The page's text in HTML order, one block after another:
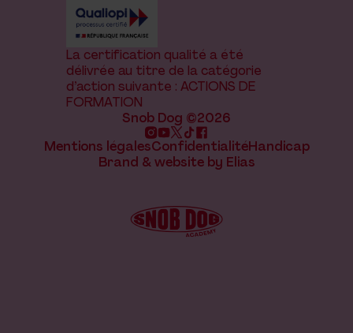
La certification qualité a été
délivrée au titre de la catégorie
d’action suivante : ACTIONS DE
FORMATION
Snob Dog ©2026
Mentions légalesConfidentialitéHandicap
Brand & website by Elias